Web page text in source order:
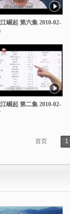
崛起 第六集 2010-02-
崛起 第二集 2010-02-
首页 1